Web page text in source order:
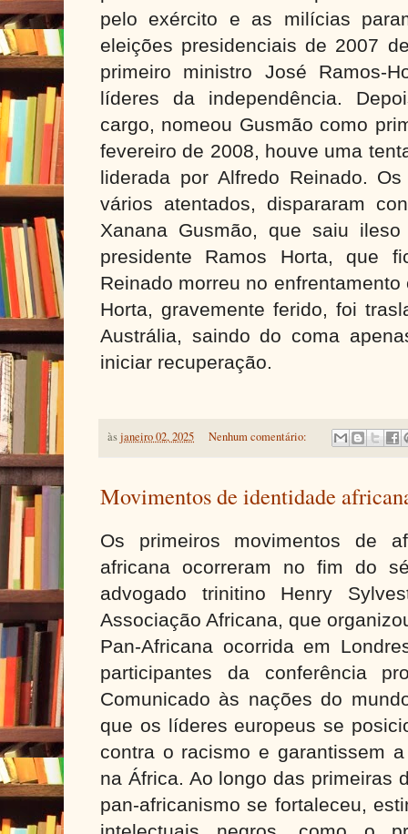
pelo exército e as milícias
eleições presidenciais de 2007
primeiro ministro José Ramos-
líderes da independência.
cargo, nomeou Gusmão como
fevereiro de 2008, houve uma
liderada por Alfredo Reinado.
vários atentados, dispararam
Xanana Gusmão, que saiu
presidente Ramos Horta, que
Reinado morreu no
Horta, gravemente ferido, foi
Austrália, saindo do coma
iniciar recuperação.
àsjaneiro 02, 2025 Nenhum comentário:
Movimentos de identidade
Os primeiros movimentos de
africana ocorreram no fim do
advogado trinitino Henry
Associação Africana, que
Pan-Africana ocorrida em
participantes da conferência
Comunicado às nações do
que os líderes europeus se
contra o racismo e garantissem
na África. Ao longo das primeiras
pan-africanismo se fortaleceu,